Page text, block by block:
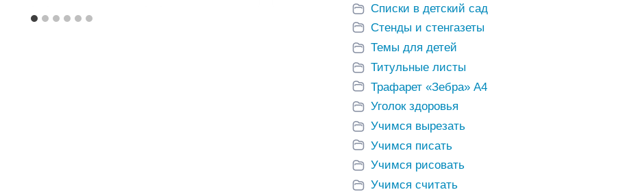
Списки в детский сад
Стенды и стенгазеты
Темы для детей
Титульные листы
Трафарет «Зебра» А4
Уголок здоровья
Учимся вырезать
Учимся писать
Учимся рисовать
Учимся считать